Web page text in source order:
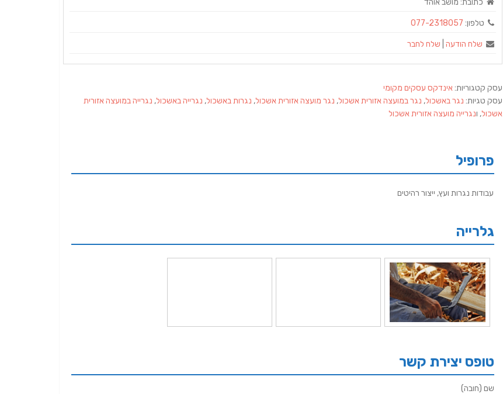
כתובת: מושב אוהד
טלפון: 077-2318057
שלח הודעה שלח לחבר
עסק קטגוריות:אינדקס עסקים מקומי
עסק טגיות: נגר באשכול, נגר במועצה אזורית אשכול, נגר מועצה אזורית אשכול, נגרות באשכול, נגרייה באשכול, נגרייה במועצה אזורית
אשכול, ונגרייה מועצה אזורית אשכול
פרופיל
עבודות נגרות ועץ, ייצור רהיטים
גלרייה
טופס יצירת קשר
שם (חובה)